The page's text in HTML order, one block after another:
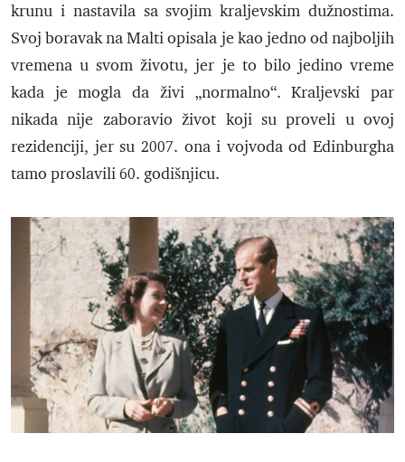
krunu i nastavila sa svojim kraljevskim dužnostima.
Svoj boravak na Malti opisala je kao jedno od najboljih
vremena u svom životu, jer je to bilo jedino vreme
kada je mogla da živi „normalno“. Kraljevski par
nikada nije zaboravio život koji su proveli u ovoj
rezidenciji, jer su 2007. ona i vojvoda od Edinburgha
tamo proslavili 60. godišnjicu.